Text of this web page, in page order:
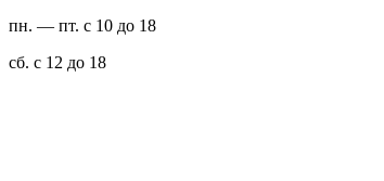
пн. — пт. с 10 до 18
сб. с 12 до 18